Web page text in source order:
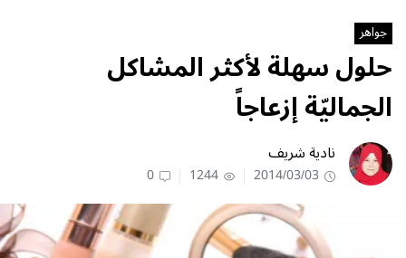
جواهر
حلول سهلة لأكثر المشاكل
الجماليّة إزعاجاً
نادية شريف
2014/03/03
1244
0